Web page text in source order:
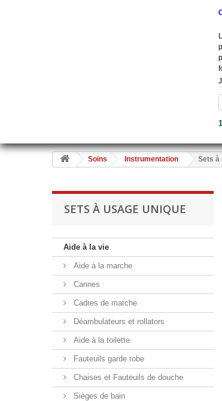
Soins Instrumentation Sets à
SETS À USAGE UNIQUE
Aide à la vie
Aide à la marche
Cannes
Cadres de marche
Déambulateurs et rollators
Aide à la toilette
Fauteuils garde robe
Chaises et Fauteuils de douche
Sièges de bain
1